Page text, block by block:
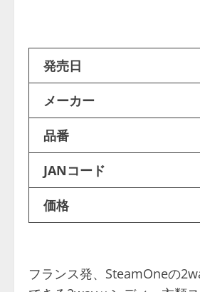
発売日
メーカー
品番
JANコード
価格
フランス発、SteamOneの